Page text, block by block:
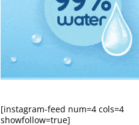
[instagram-feed num=4 cols=4
showfollow=true]